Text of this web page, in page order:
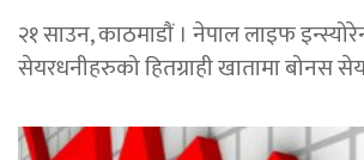
२१ साउन, काठमाडाैं । नेपाल लाइफ
सेयरधनीहरुको हितग्राही खातामा बोनस